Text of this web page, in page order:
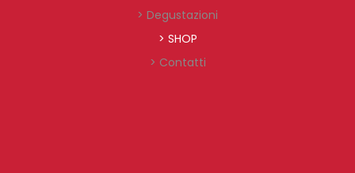
> Degustazioni
> SHOP
> Contatti